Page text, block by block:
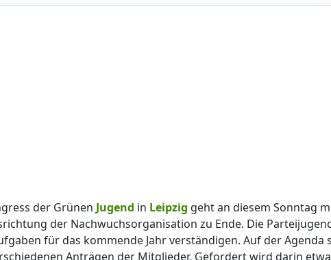
der Grünen Jugend in Leipzig geht an diesem Sonntag
der Nachwuchsorganisation zu Ende. Die
für das kommende Jahr verständigen. Auf der Agenda
Anträgen der Mitglieder. Gefordert wird darin